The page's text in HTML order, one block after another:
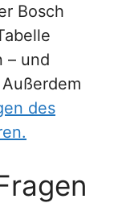
Bosch
– und
des